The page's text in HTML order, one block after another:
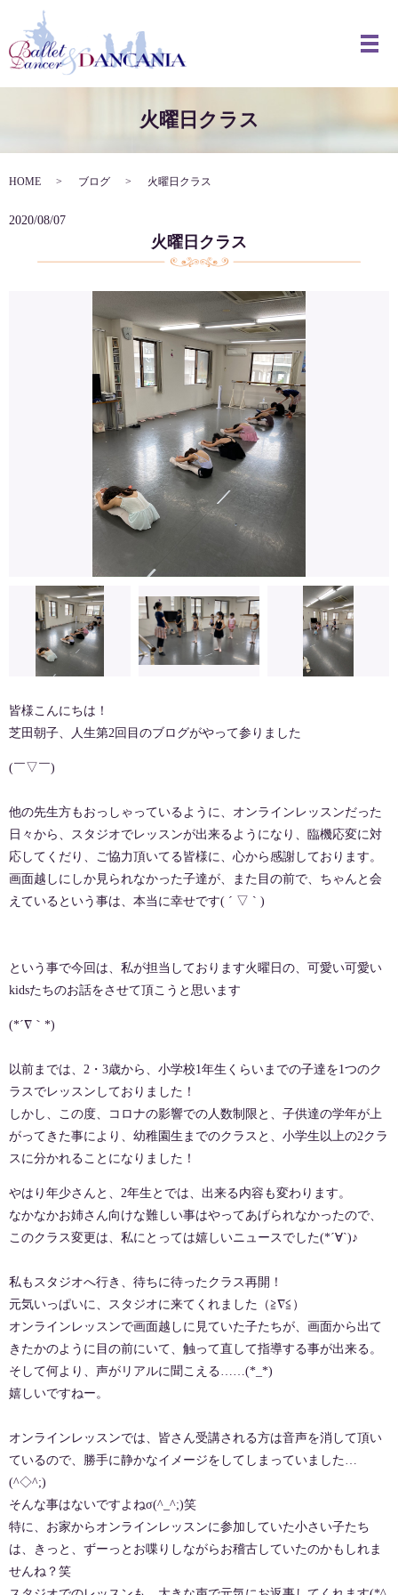
メ
火曜日クラス
HOME ブログ 火曜日クラス
2020/08/07
火曜日クラス
皆様こんにちは！
芝田朝子、人生第2回目のブログがやって参りました
(￣▽￣)
他の先生方もおっしゃっているように、オンラインレッスンだった
日々から、スタジオでレッスンが出来るようになり、臨機応変に対
応してくだり、ご協力頂いてる皆様に、心から感謝しております。
画面越しにしか見られなかった子達が、また目の前で、ちゃんと会
えているという事は、本当に幸せです( ´ ▽ ` )
という事で今回は、私が担当しております火曜日の、可愛い可愛い
kidsたちのお話をさせて頂こうと思います
(*´∇｀*)
以前までは、2・3歳から、小学校1年生くらいまでの子達を1つのク
ラスでレッスンしておりました！
しかし、この度、コロナの影響での人数制限と、子供達の学年が上
がってきた事により、幼稚園生までのクラスと、小学生以上の2クラ
スに分かれることになりました！
やはり年少さんと、2年生とでは、出来る内容も変わります。
なかなかお姉さん向けな難しい事はやってあげられなかったので、
このクラス変更は、私にとっては嬉しいニュースでした(*´∀`)♪
私もスタジオへ行き、待ちに待ったクラス再開！
元気いっぱいに、スタジオに来てくれました（≧∇≦）
オンラインレッスンで画面越しに見ていた子たちが、画面から出て
きたかのように目の前にいて、触って直して指導する事が出来る。
そして何より、声がリアルに聞こえる……(*_*)
嬉しいですねー。
オンラインレッスンでは、皆さん受講される方は音声を消して頂い
ているので、勝手に静かなイメージをしてしまっていました…
(^◇^;)
そんな事はないですよねσ(^_^;)笑
特に、お家からオンラインレッスンに参加していた小さい子たち
は、きっと、ずーっとお喋りしながらお稽古していたのかもしれま
せんね？笑